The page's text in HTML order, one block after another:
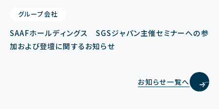
お知らせ一覧へ
グループ会社
SAAFホールディングス SGSジャパン主催セミナーへの参
加および登壇に関するお知らせ